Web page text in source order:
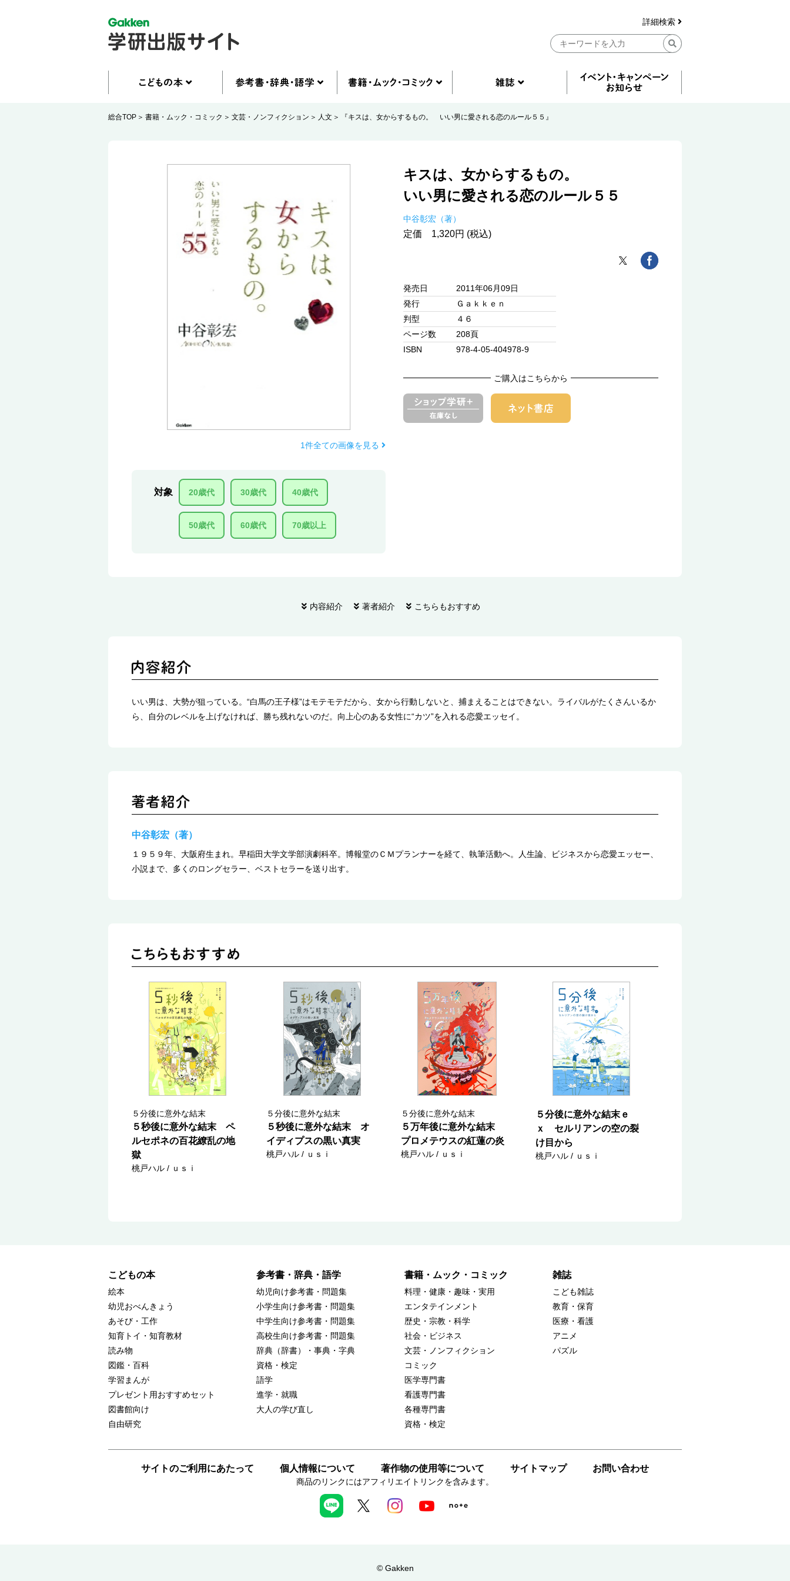
詳細検索
総合TOP 書籍・ムック・コミック 文芸・ノンフィクション 人文 『キスは、女からするもの。 いい男に愛される恋のルール５５』
1件全ての画像を見る
対象 20歳代 30歳代 40歳代
50歳代 60歳代 70歳以上
キスは、女からするもの。
いい男に愛される恋のルール５５
中谷彰宏（著）
定価 1,320円 (税込)
発売日
2011年06月09日
発行
Ｇａｋｋｅｎ
判型
４６
ページ数
208頁
ISBN
978-4-05-404978-9
ご購入はこちらから
内容紹介 著者紹介 こちらもおすすめ
いい男は、大勢が狙っている。“白馬の王子様”はモテモテだから、女から行動しないと、捕まえることはできない。ライバルがたくさんいるか
ら、自分のレベルを上げなければ、勝ち残れないのだ。向上心のある女性に“カツ”を入れる恋愛エッセイ。
中谷彰宏（著）
１９５９年、大阪府生まれ。早稲田大学文学部演劇科卒。博報堂のＣＭプランナーを経て、執筆活動へ。人生論、ビジネスから恋愛エッセー、
小説まで、多くのロングセラー、ベストセラーを送り出す。
５分後に意外な結末
５秒後に意外な結末 ペ
ルセポネの百花繚乱の地
獄
桃戸ハル / ｕｓｉ
５分後に意外な結末
５秒後に意外な結末 オ
イディプスの黒い真実
桃戸ハル / ｕｓｉ
５分後に意外な結末
５万年後に意外な結末
プロメテウスの紅蓮の炎
桃戸ハル / ｕｓｉ
５分後に意外な結末ｅ
ｘ セルリアンの空の裂
け目から
桃戸ハル / ｕｓｉ
こどもの本
絵本
幼児おべんきょう
あそび・工作
知育トイ・知育教材
読み物
図鑑・百科
学習まんが
プレゼント用おすすめセット
図書館向け
自由研究
参考書・辞典・語学
幼児向け参考書・問題集
小学生向け参考書・問題集
中学生向け参考書・問題集
高校生向け参考書・問題集
辞典（辞書）・事典・字典
資格・検定
語学
進学・就職
大人の学び直し
書籍・ムック・コミック
料理・健康・趣味・実用
エンタテインメント
歴史・宗教・科学
社会・ビジネス
文芸・ノンフィクション
コミック
医学専門書
看護専門書
各種専門書
資格・検定
雑誌
こども雑誌
教育・保育
医療・看護
アニメ
パズル
サイトのご利用にあたって 個人情報について 著作物の使用等について サイトマップ お問い合わせ
商品のリンクにはアフィリエイトリンクを含みます。
© Gakken